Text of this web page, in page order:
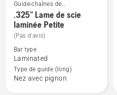
Voir
plus
de
détails
sur
.325"
Lame
Guide-chaînes de
tronçonneuses
.325" Lame de scie
laminée Petite
(Pas d'avis)
Bar type
Laminated
Type de guide (long)
Nez avec pignon